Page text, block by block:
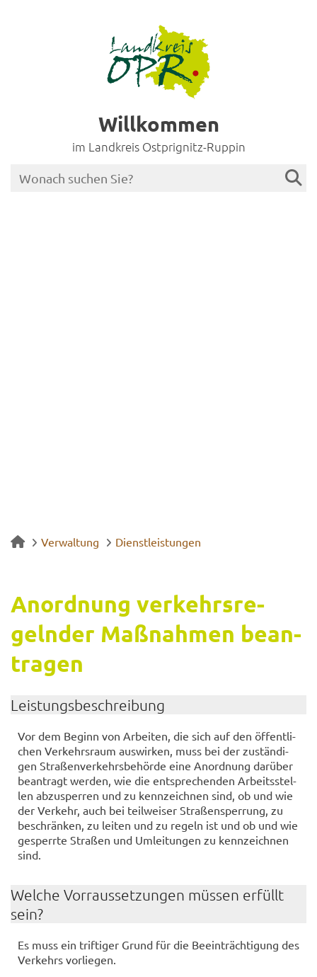
Willkommen
im Landkreis Ostprignitz-Ruppin
Verwaltung Dienstleistungen
An­ord­nung ver­kehrs­re­
geln­der Maß­nah­men be­an­
tra­gen
Leis­tungs­be­schrei­bung
Vor dem Be­ginn von Ar­bei­ten, die sich auf den öf­fent­li­
chen Ver­kehrs­raum aus­wir­ken, muss bei der zu­stän­di­
gen Stra­ßen­ver­kehrs­be­hör­de eine An­ord­nung dar­über
be­an­tragt wer­den, wie die ent­spre­chen­den Ar­beits­stel­
len ab­zu­sper­ren und zu kenn­zeich­nen sind, ob und wie
der Ver­kehr, auch bei teil­wei­ser Stra­ßen­sper­rung, zu
be­schrän­ken, zu lei­ten und zu re­geln ist und ob und wie
ge­sperr­te Stra­ßen und Um­lei­tun­gen zu kenn­zeich­nen
sind.
Wel­che Vorraus­set­zun­gen müs­sen er­füllt
sein?
Es muss ein trif­ti­ger Grund für die Be­ein­träch­ti­gung des
Ver­kehrs vor­lie­gen.